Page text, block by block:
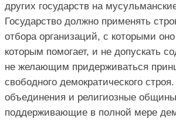
других государств на
Государство должно применять
отбора организаций, с которыми
которым помогает, и не допускать
не желающим придерживаться
свободного демократического
объединения и религиозные
поддерживающие в полной мере